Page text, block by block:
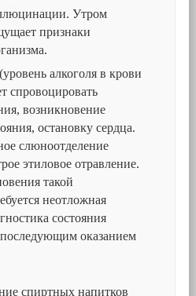
Утром
признаки
алкоголя в крови
спровоцировать
возникновение
остановку сердца.
слюноотделение
этиловое отравление.
такой
неотложная
состояния
оказанием
спиртных напитков